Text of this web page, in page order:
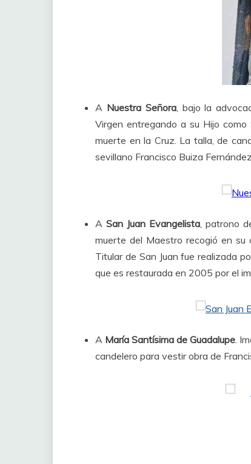
A Nuestra Señora, bajo la
Virgen entregando a su Hijo
muerte en la Cruz. La talla, de
sevillano Francisco Buiza
A San Juan Evangelista, patrono
muerte del Maestro recogió en su
Titular de San Juan fue realizada
que es restaurada en 2005 por el
A María Santísima de Guadalupe.
candelero para vestir obra de